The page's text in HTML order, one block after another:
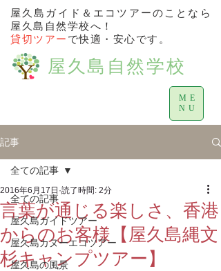
屋久島自然学校
屋久島ガイド＆エコツアーのことなら
屋久島自然学校へ！
貸切ツアー で快適・安心です。
ME
NU
記事
全ての記事
屋久島ガイドツアー
屋久島カヌーエコツアー
屋久島の風景
全ての記事
言葉が通じる楽しさ、香港
からのお客様【屋久島縄文
杉キャンプツアー】
2016年6月17日 読了時間: 2分